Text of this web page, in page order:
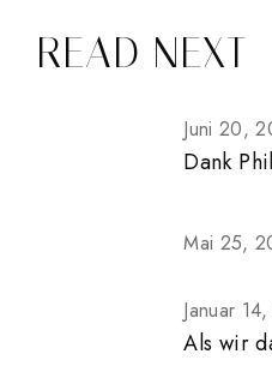
READ NEXT
Juni 20,
Dank
Mai 25,
Januar
Als wir